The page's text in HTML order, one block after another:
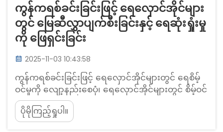
ကွန်ကရစ်ခင်းခြင်းဖြင့် ရေလှောင်အိုင်များ
တွင် မြေဆီလွှာပျက်စီးခြင်းနှင့် ရေဆုံးရှုံးမှု
ကို ဖြေရှင်းခြင်း
2025-11-03 10:43:58
ကွန်ကရစ်ခင်းခြင်းဖြင့် ရေလှောင်အိုင်များတွင် ရေစိမ့်
ဝင်မှုကို လျော့နည်းစေပုံ၊ ရေလှောင်အိုင်များတွင် စိမ့်ဝင်
မှုကြောင့် ရေဆုံးရှုံးမှုကို နားလည်ခြင်း၊ မခင်းထားသော
မြေသားအိုင်များသည် စိမ့်ဝင်မှုကြောင့် သယ်ဆောင်
သည့်ရေ၏ ၃၀ မှ ၅၀ ရာခိုင်နှုန်းကို ဆုံးရှုံးရပြီး စိမ့်ဝင်
ပိုမိုကြည့်ရှုပါ။